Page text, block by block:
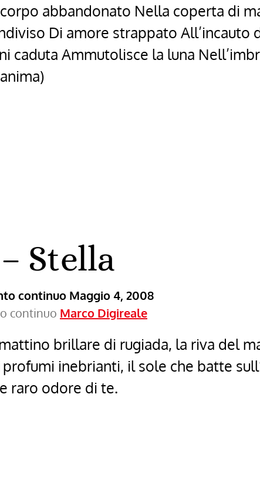
abbandonato Nella coperta di
Di amore strappato All’incauto
caduta Ammutolisce la luna
Stella
continuo Maggio 4, 2008
continuo Marco Digireale
brillare di rugiada, la riva del
inebrianti, il sole che batte
raro odore di te.